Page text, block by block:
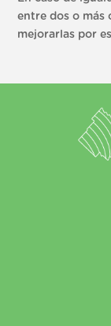
entre dos o más
mejorarlas por